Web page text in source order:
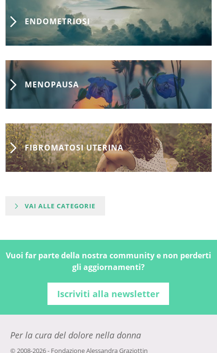
ENDOMETRIOSI
MENOPAUSA
FIBROMATOSI UTERINA
VAI ALLE CATEGORIE
Vuoi far parte della nostra community e non perderti
gli aggiornamenti?
Iscriviti alla newsletter
Per la cura del dolore nella donna
© 2008-2026 - Fondazione Alessandra Graziottin